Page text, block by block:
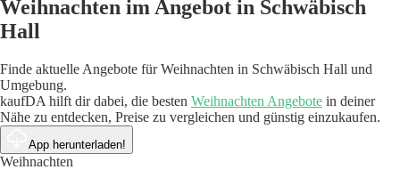
Weihnachten im Angebot in Schwäbisch
Hall
Finde aktuelle Angebote für Weihnachten in Schwäbisch Hall und
Umgebung.
kaufDA hilft dir dabei, die besten Weihnachten Angebote in deiner
Nähe zu entdecken, Preise zu vergleichen und günstig einzukaufen.
App herunterladen!
Weihnachten